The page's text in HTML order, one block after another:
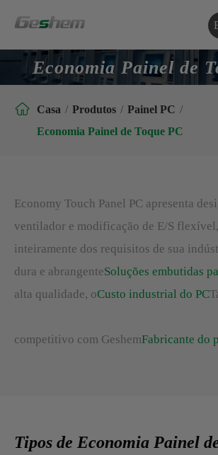
Economia Painel de
 Casa Produtos
Painel PC
Economia Painel de Toque PC
Economy Touch Panel PC apresenta
ventilador e modificação de E/S
inteiramente dos requisitos de sua
dura e abrangenteSoluções embutidas
alta qualidade, oCusto industrial do PC
competitivo com GeshemFabricante do
Tipos de Economia Painel